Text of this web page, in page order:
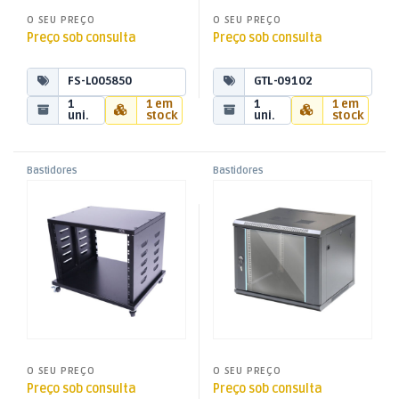
O SEU PREÇO
Preço sob consulta
FS-L005850
1
uni.
1 em
stock
O SEU PREÇO
Preço sob consulta
GTL-09102
1
uni.
1 em
stock
Bastidores
O SEU PREÇO
Preço sob consulta
Bastidores
O SEU PREÇO
Preço sob consulta